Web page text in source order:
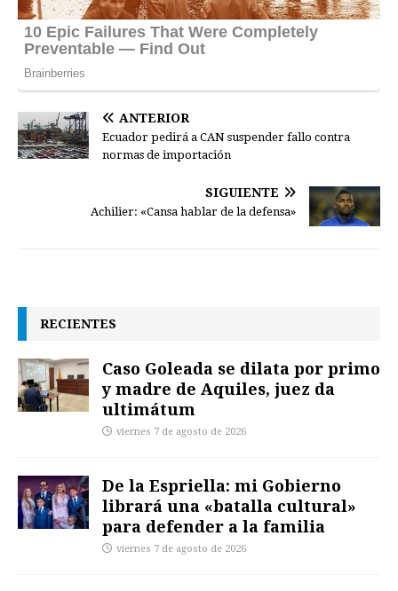
ANTERIOR
Ecuador pedirá a CAN suspender fallo contra
normas de importación
SIGUIENTE
Achilier: «Cansa hablar de la defensa»
RECIENTES
Caso Goleada se dilata por primo
y madre de Aquiles, juez da
ultimátum
viernes 7 de agosto de 2026
De la Espriella: mi Gobierno
librará una «batalla cultural»
para defender a la familia
viernes 7 de agosto de 2026